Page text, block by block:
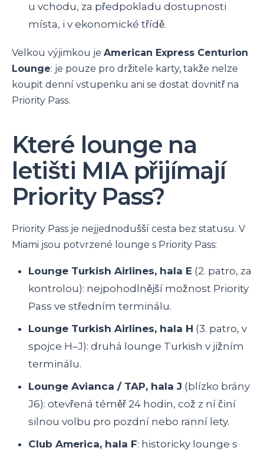
u vchodu, za předpokladu dostupnosti
místa, i v ekonomické třídě.
Velkou výjimkou je American Express Centurion
Lounge: je pouze pro držitele karty, takže nelze
koupit denní vstupenku ani se dostat dovnitř na
Priority Pass.
Které lounge na
letišti MIA přijímají
Priority Pass?
Priority Pass je nejjednodušší cesta bez statusu. V
Miami jsou potvrzené lounge s Priority Pass:
Lounge Turkish Airlines, hala E (2. patro, za
kontrolou): nejpohodlnější možnost Priority
Pass ve středním terminálu.
Lounge Turkish Airlines, hala H (3. patro, v
spojce H–J): druhá lounge Turkish v jižním
terminálu.
Lounge Avianca / TAP, hala J (blízko brány
J6): otevřená téměř 24 hodin, což z ní činí
silnou volbu pro pozdní nebo ranní lety.
Club America, hala F: historicky lounge s